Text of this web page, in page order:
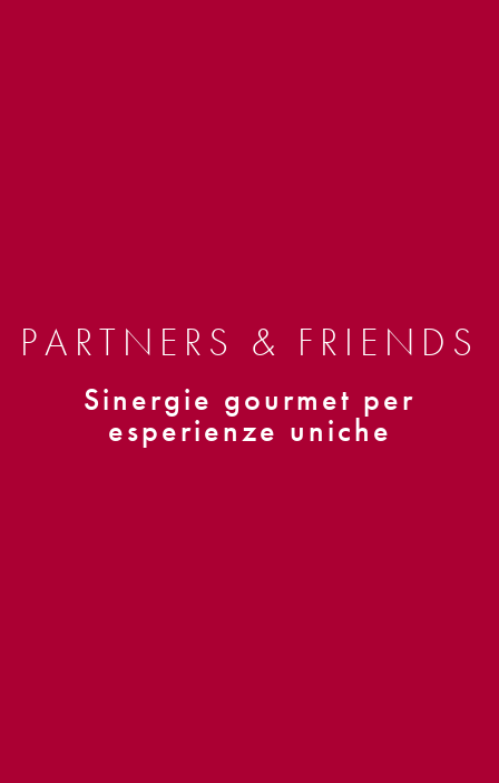
PARTNERS & FRIENDS
Sinergie gourmet per
esperienze uniche